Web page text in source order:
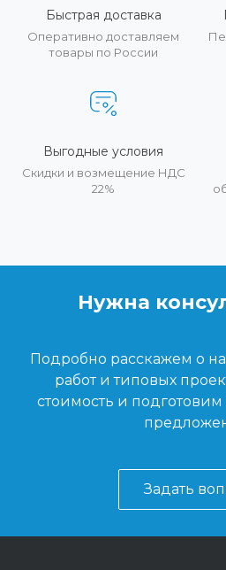
Быстрая доставка
Оперативно доставляем
товары по России
Выгодные условия
Скидки и возмещение НДС
22%
Нужна
Подробно расскажем о
работ и типовых
стоимость и
Задать